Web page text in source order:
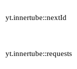
yt.innertube::nextId
yt.innertube::requests